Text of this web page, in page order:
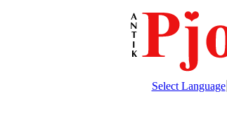
Select Language